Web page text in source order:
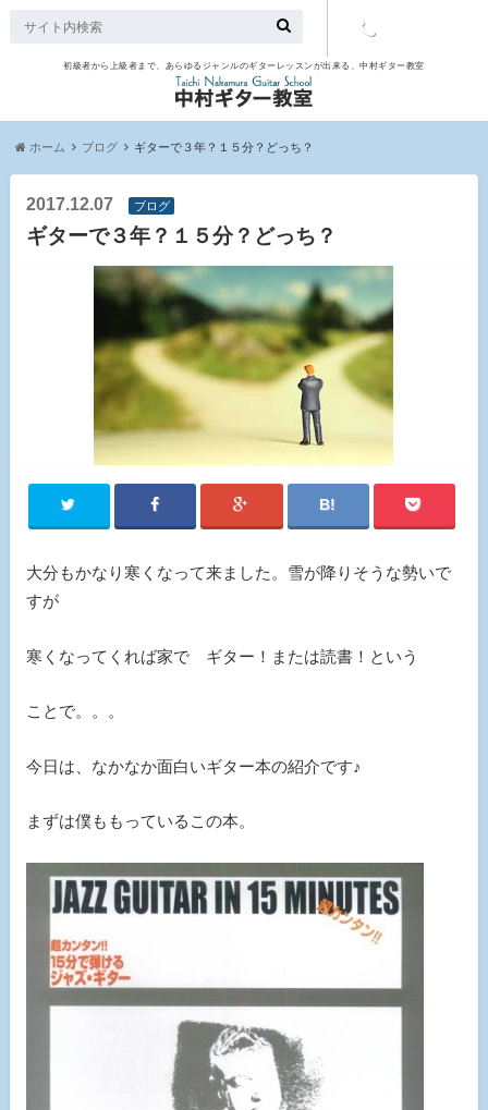
初級者から上級者まで、あらゆるジャンルのギターレッスンが出来る、中村ギター教室
ホーム ブログ ギターで３年？１５分？どっち？
2017.12.07 ブログ
ギターで３年？１５分？どっち？
大分もかなり寒くなって来ました。雪が降りそうな勢いで
すが
寒くなってくれば家で ギター！または読書！という
ことで。。。
今日は、なかなか面白いギター本の紹介です♪
まずは僕ももっているこの本。